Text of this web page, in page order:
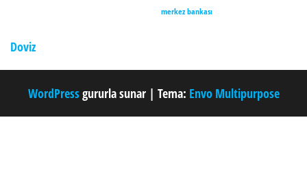
merkez bankası
Doviz
WordPressgururla sunar | Tema: Envo Multipurpose